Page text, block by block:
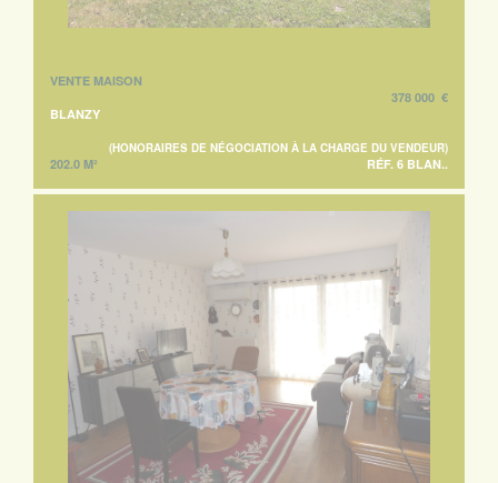
VENTE MAISON
378 000 €
BLANZY
(HONORAIRES DE NÉGOCIATION À LA CHARGE DU VENDEUR)
202.0 M² RÉF. 6 BLAN..